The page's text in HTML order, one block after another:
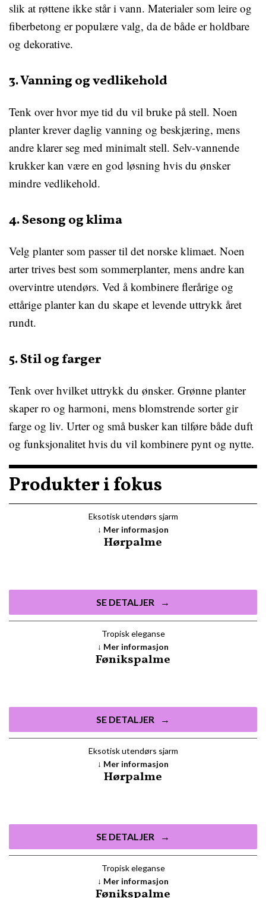
slik at røttene ikke står i vann. Materialer som leire og
fiberbetong er populære valg, da de både er holdbare
og dekorative.
3. Vanning og vedlikehold
Tenk over hvor mye tid du vil bruke på stell. Noen
planter krever daglig vanning og beskjæring, mens
andre klarer seg med minimalt stell. Selv-vannende
krukker kan være en god løsning hvis du ønsker
mindre vedlikehold.
4. Sesong og klima
Velg planter som passer til det norske klimaet. Noen
arter trives best som sommerplanter, mens andre kan
overvintre utendørs. Ved å kombinere flerårige og
ettårige planter kan du skape et levende uttrykk året
rundt.
5. Stil og farger
Tenk over hvilket uttrykk du ønsker. Grønne planter
skaper ro og harmoni, mens blomstrende sorter gir
farge og liv. Urter og små busker kan tilføre både duft
og funksjonalitet hvis du vil kombinere pynt og nytte.
Produkter i fokus
Eksotisk utendørs sjarm
Hørpalme
SE DETALJER
Mer informasjon
Tropisk eleganse
Fønikspalme
SE DETALJER
Mer informasjon
Eksotisk utendørs sjarm
Hørpalme
SE DETALJER
Mer informasjon
Tropisk eleganse
Fønikspalme
Mer informasjon